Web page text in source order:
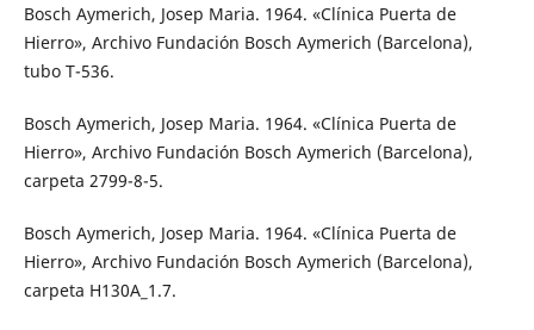
Bosch Aymerich, Josep Maria. 1964. «Clínica Puerta de
Hierro», Archivo Fundación Bosch Aymerich (Barcelona),
tubo T-536.
Bosch Aymerich, Josep Maria. 1964. «Clínica Puerta de
Hierro», Archivo Fundación Bosch Aymerich (Barcelona),
carpeta 2799-8-5.
Bosch Aymerich, Josep Maria. 1964. «Clínica Puerta de
Hierro», Archivo Fundación Bosch Aymerich (Barcelona),
carpeta H130A_1.7.